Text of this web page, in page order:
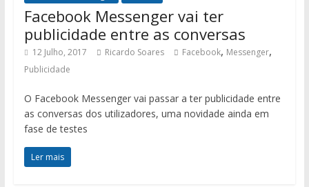
Facebook Messenger vai ter
publicidade entre as conversas
12 Julho, 2017 Ricardo Soares Facebook, Messenger,
Publicidade
O Facebook Messenger vai passar a ter publicidade entre
as conversas dos utilizadores, uma novidade ainda em
fase de testes
Ler mais